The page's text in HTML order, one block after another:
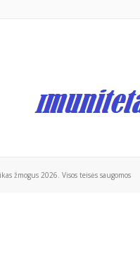
žmogus 2026. Visos teisės saugomos